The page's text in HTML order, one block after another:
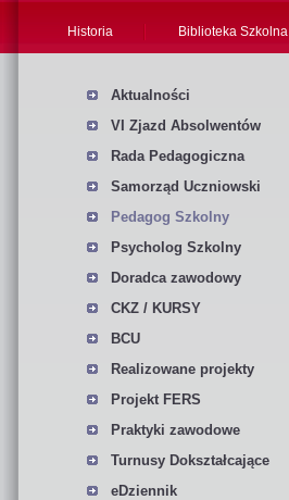
Historia Biblioteka Szkolna
Aktualności
VI Zjazd Absolwentów
Rada Pedagogiczna
Samorząd Uczniowski
Pedagog Szkolny
Psycholog Szkolny
Doradca zawodowy
CKZ / KURSY
BCU
Realizowane projekty
Projekt FERS
Praktyki zawodowe
Turnusy Dokształcające
eDziennik